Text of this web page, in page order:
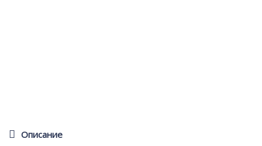
Описание